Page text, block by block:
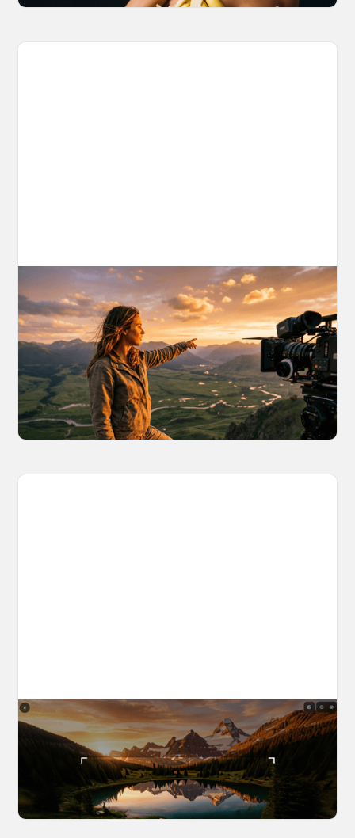
AI World Building for Content Creators:
A More Consistent Approach to AI
Content
Learn why building persistent AI worlds beats
one-off video generation for content creators,
and how to create such 3D environments with
OpenArt Worlds.
March 26, 2026
The World Builder's Handbook
Build a world once, shoot from it forever. Your
complete guide to creating, navigating, and
capturing inside OpenArt Worlds.
March 25, 2026